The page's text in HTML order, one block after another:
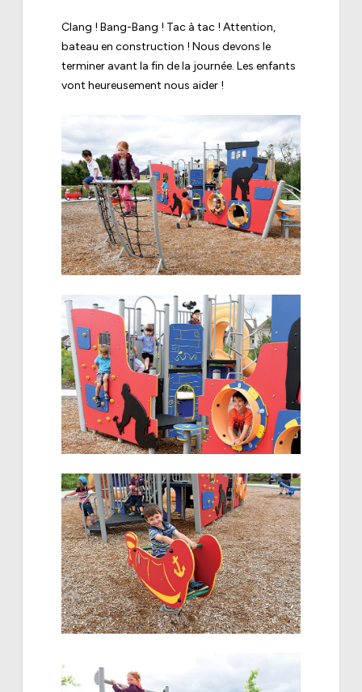
Clang ! Bang-Bang ! Tac à tac ! Attention,
bateau en construction ! Nous devons le
terminer avant la fin de la journée. Les enfants
vont heureusement nous aider !